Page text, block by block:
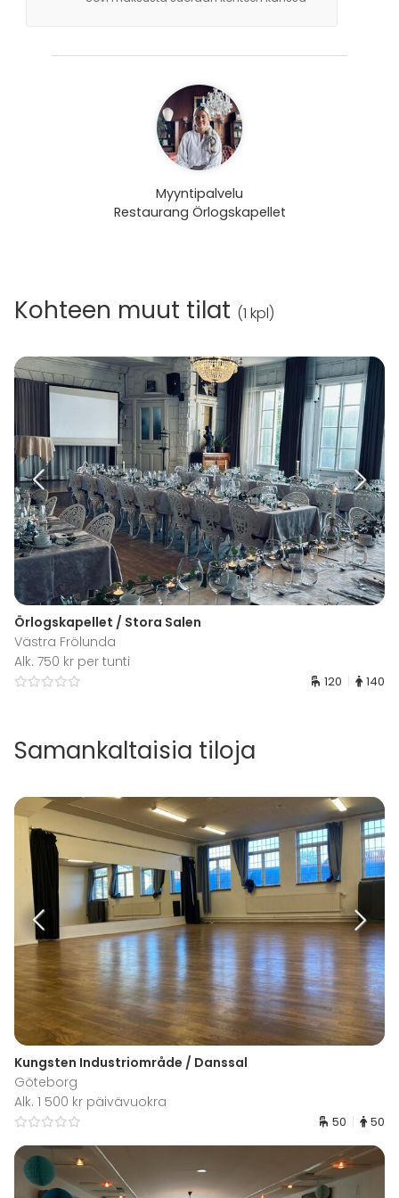
Myyntipalvelu
Restaurang Örlogskapellet
Kohteen muut tilat (1 kpl)
Örlogskapellet / Stora Salen
Västra Frölunda
Alk. 750 kr per tunti
120 140
Samankaltaisia tiloja
Kungsten Industriområde / Danssal
Göteborg
Alk. 1 500 kr päivävuokra
50 50